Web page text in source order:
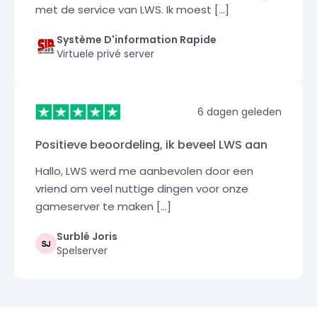
met de service van LWS. Ik moest [...]
Système D'information Rapide
Virtuele privé server
6 dagen geleden
Positieve beoordeling, ik beveel LWS aan
Hallo, LWS werd me aanbevolen door een
vriend om veel nuttige dingen voor onze
gameserver te maken [...]
Surblé Joris
Spelserver